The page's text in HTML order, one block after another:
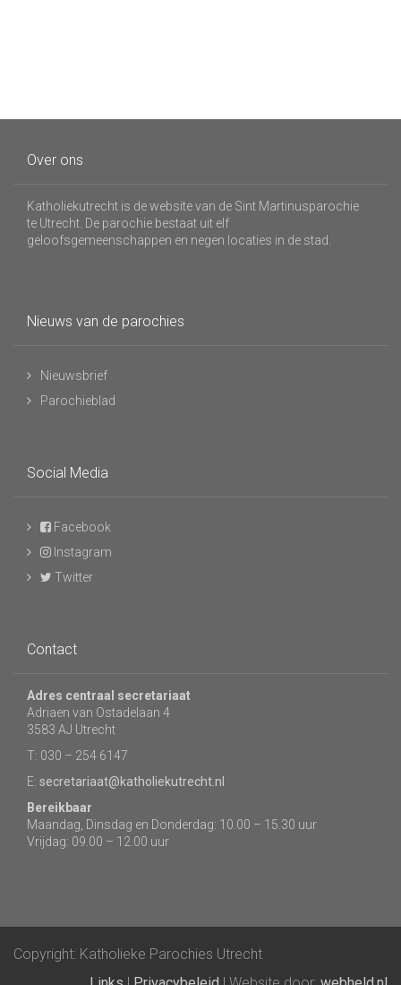
Over ons
Katholiekutrecht is de website van de Sint Martinusparochie
te Utrecht. De parochie bestaat uit elf
geloofsgemeenschappen en negen locaties in de stad.
Nieuws van de parochies
Nieuwsbrief
Parochieblad
Social Media
Facebook
Instagram
Twitter
Contact
Adres centraal secretariaat
Adriaen van Ostadelaan 4
3583 AJ Utrecht
T: 030 – 254 6147
E: secretariaat@katholiekutrecht.nl
Bereikbaar
Maandag, Dinsdag en Donderdag: 10.00 – 15.30 uur
Vrijdag: 09.00 – 12.00 uur
Copyright: Katholieke Parochies Utrecht